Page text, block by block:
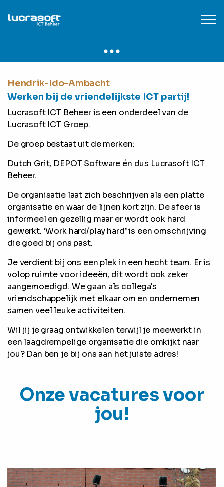
Hendrik-Ido-Ambacht
Werken bij de vriendelijkste ICT partij!
Lucrasoft ICT Beheer is een onderdeel van de
Lucrasoft ICT Groep.
De groep bestaat uit de merken:
Dutch Grit, DEPOT Software én dus Lucrasoft ICT
Beheer.
De organisatie laat zich beschrijven als een platte
organisatie en waar de lijnen kort zijn. De sfeer is
informeel en gezellig maar er wordt ook hard
gewerkt. ‘Work hard/play hard’ is een omschrijving
die goed bij ons past.
Je verdient bij ons een plek in een hecht team. Er is
volop ruimte voor ideeën, dit wordt ook zeker
aangemoedigd. We gaan als collega's
vriendschappelijk met elkaar om en ondernemen
samen veel leuke activiteiten.
Wil jij je graag ontwikkelen terwijl je meewerkt in
een laagdrempelige organisatie die omkijkt naar
jou? Dan ben je bij ons aan het juiste adres!
Onze vacatures voor
jou!